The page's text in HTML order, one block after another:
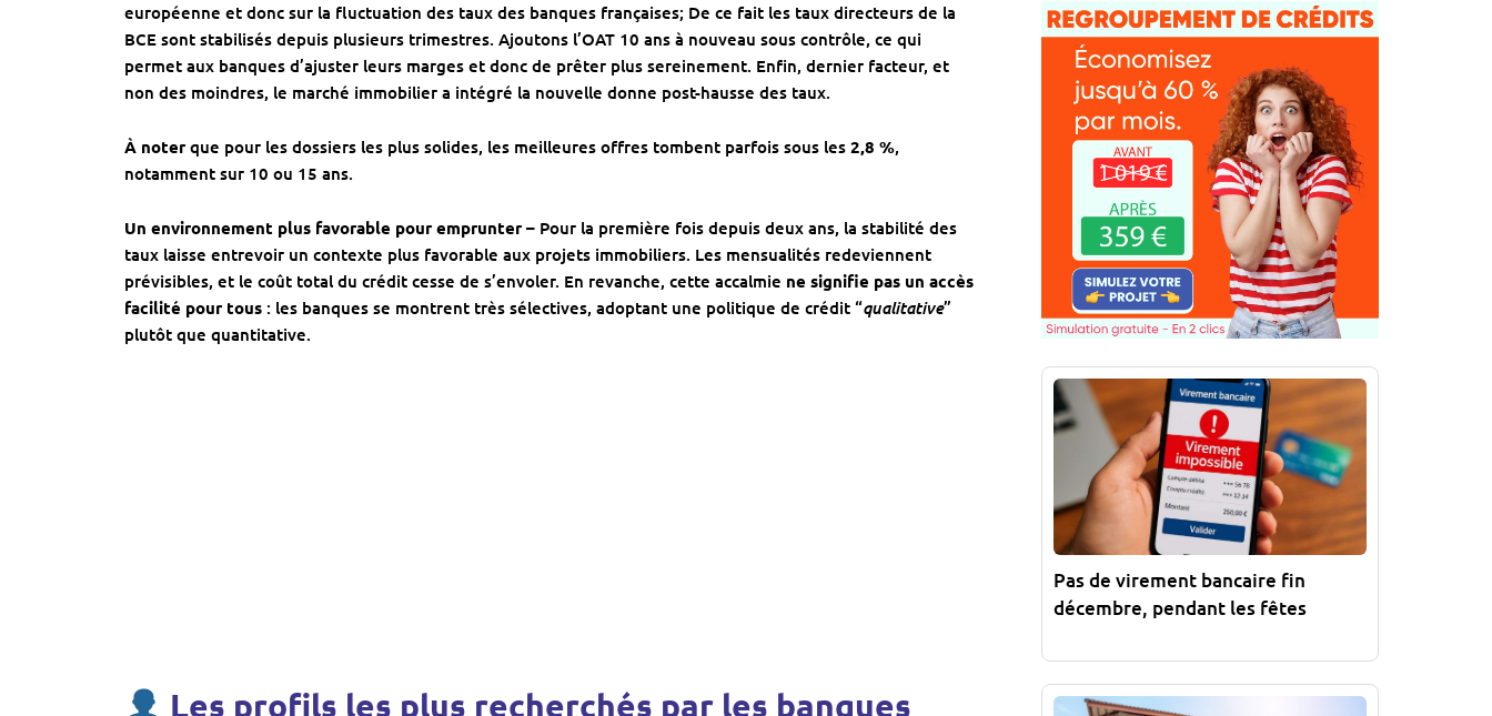
européenne et donc sur la fluctuation des taux des banques françaises; De ce fait les taux directeurs de la
BCE sont stabilisés depuis plusieurs trimestres. Ajoutons l’OAT 10 ans à nouveau sous contrôle, ce qui
permet aux banques d’ajuster leurs marges et donc de prêter plus sereinement. Enfin, dernier facteur, et
non des moindres, le marché immobilier a intégré la nouvelle donne post-hausse des taux.
À noter que pour les dossiers les plus solides, les meilleures offres tombent parfois sous les 2,8 %,
notamment sur 10 ou 15 ans.
Un environnement plus favorable pour emprunter – Pour la première fois depuis deux ans, la stabilité des
taux laisse entrevoir un contexte plus favorable aux projets immobiliers. Les mensualités redeviennent
prévisibles, et le coût total du crédit cesse de s’envoler. En revanche, cette accalmie ne signifie pas un accès
facilité pour tous : les banques se montrent très sélectives, adoptant une politique de crédit “qualitative”
plutôt que quantitative.
Les profils les plus recherchés par les banques
Pas de virement bancaire fin
décembre, pendant les fêtes